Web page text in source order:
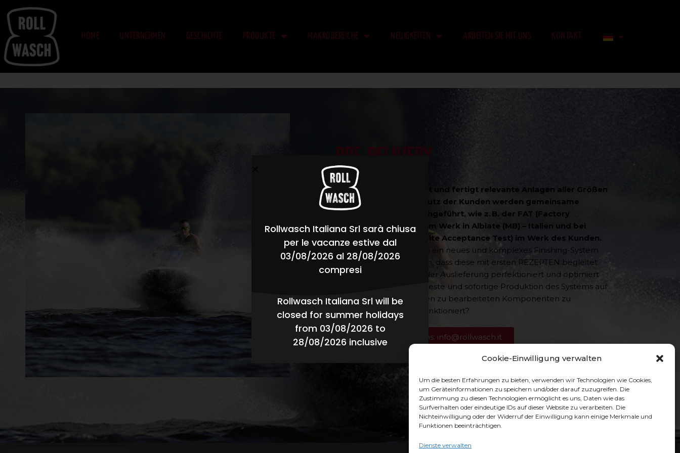
Cookie-Einwilligung verwalten
Um die besten Erfahrungen zu bieten, verwenden wir Technologien wie Cookies,
um Geräteinformationen zu speichern und/oder darauf zuzugreifen. Die
Zustimmung zu diesen Technologien ermöglicht es uns, Daten wie das
Surfverhalten oder eindeutige IDs auf dieser Website zu verarbeiten. Die
Nichteinwilligung oder der Widerruf der Einwilligung kann einige Merkmale und
Funktionen beeinträchtigen.
Dienste verwalten
HOME UNTERNEHMEN GESCHICHTE PRODUKTE MAKROBEREICHE NEUIGKEITEN ARBEITEN SIE MIT UNS KONTAKT
PRE-DELIVERY
Rollwasch® konstruiert und fertigt relevante Anlagen aller Größen
und Arten an. Zum Schutz der Kunden werden gemeinsame
Inbetriebnahmen durchgeführt, wie z. B. der FAT (Factory
Acceptance Test) in dem Werk in Albiate (MB) – Italien und bei
Bedarf auch der SAT (Site Acceptance Test) im Werk des Kunden.
Bevor der Kunde jedoch ein neues und komplexes Finishing-System
erhält, kann er verlangen, dass diese mit ersten REZEPTEN begleitet
wird. Diese können vor der Auslieferung perfektioniert und optimiert
werden, um die effizienteste und sofortige Produktion des Systems auf
den ersten am häufigsten zu bearbeiteten Komponenten zu
ermöglichen. Wie das funktioniert?
Kontaktieren sie uns: info@rollwasch.it
Rollwasch Italiana Srl sarà chiusa
per le vacanze estive dal
03/08/2026 al 28/08/2026
compresi
Rollwasch Italiana Srl will be
closed for summer holidays
from 03/08/2026 to
28/08/2026 inclusive